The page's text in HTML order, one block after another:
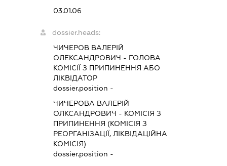
03.01.06
dossier.heads:
ЧИЧЕРОВ ВАЛЕРІЙ
ОЛЕКСАНДРОВИЧ - ГОЛОВА
КОМІСІЇ З ПРИПИНЕННЯ АБО
ЛІКВІДАТОР
dossier.position -
ЧИЧЕРОВА ВАЛЕРІЙ
ОЛКСАНДРОВИЧ - КОМІСІЯ З
ПРИПИНЕННЯ (КОМІСІЯ З
РЕОРГАНІЗАЦІЇ, ЛІКВІДАЦІЙНА
КОМІСІЯ)
dossier.position -